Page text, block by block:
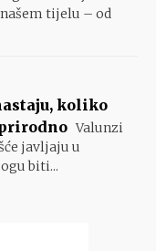
tijelu – od
koliko
Valunzi
javljaju u
biti...